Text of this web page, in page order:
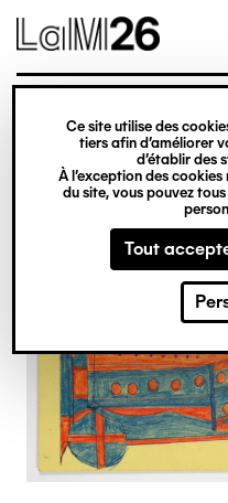
Gestion des cookies
Ce site utilise des
tiers afin d’améliorer
d’établir des
À l’exception des
du site, vous pouvez
Tout
contenu